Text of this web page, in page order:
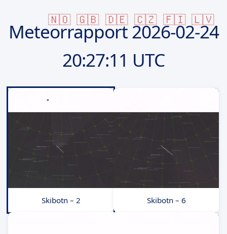
🇳🇴 🇬🇧 🇩🇪 🇨🇿 🇫🇮 🇱🇻
Meteorrapport2026-02-24
20:27:11 UTC
Skibotn – 2 Skibotn – 6